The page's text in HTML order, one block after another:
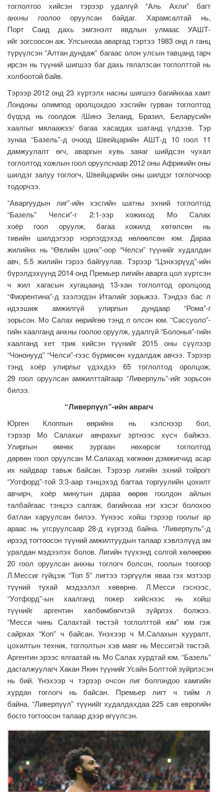
тоглолтоо хийсэн тэрээр удалгүй “Аль Ахли” багт
анхны гоолоо оруулсан байдаг. Харамсалтай нь,
Порт Саид дахь эмгэнэлт явдлын улмаас УАШТ-
ийг зогсоосон аж. Улсынхаа аваргад тэртээ 1983 онд л ганц
түрүүлсэн “Алтан дундаж” багаас олон улсын тавцанд гарч
ирсэн нь түүний шигшээ баг дахь гялалзсан тоглолттой нь
холбоотой байв.
Тэрээр 2012 онд 23 хүртэлх насны шигшээ багийнхаа хамт
Лондоны олимпод оролцохдоо хэсгийн гурван тоглолтод
бүгдэд нь гоолдож /Шинэ Зеланд, Бразил, Беларусийн
хаалгыг мялаажээ/ багаа хасагдах шатанд үлдээв. Тэр
зунаа “Базель”-д очоод Швейцарийн АШТ-д 10 гоол 11
дамжуулалт өгч, аваргын хувь заяаг шийдсэн чухал
тоглолтод хожлын гоол оруулснаар 2012 оны Африкийн оны
шилдэг залуу тоглогч, Швейцарийн оны шилдэг тоглогчоор
тодорчээ.
“Аваргуудын лиг”-ийн хэсгийн шатны эхний тоглолтод
“Базель” Челси”-г 2:1-ээр хожиход Мо Салах
хоёр гоол оруулж, багаа хожилд хөтөлсөн нь
тивийн шилдэгээр нэрлэгдэхэд нөлөөлсөн юм. Дараа
жилийнх нь “Өвлийн цонх”-оор “Челси” түүнийг худалдан
авч, 5.5 жилийн гэрээ байгуулав. Тэрээр “Цэнхэрүүд”-ийн
бүрэлдэхүүнд 2014 онд Премьер лигийн аварга цол хүртсэн
ч жил хагасын хугацаанд 13-хан тоглолтод оролцоод
“Фиорентина”-д зээлэгдэн Италийг зорьжээ. Тэндээ бас л
идээшиж амжилгүй улирлын дундаар “Рома”-г
зорьсон. Мо Салах өөрийгөө тэнд л олсон юм. “Сассуоло”-
гийн хаалганд анхны гоолоо оруулж, удалгүй “Болонья”-гийн
хаалганд хет трик хийсэн түүнийг 2015 оны сүүлээр
“Чононууд” “Челси”-гээс бүрмөсөн худалдаж авчээ. Тэрээр
тэнд хоёр улирлыг үдэхдээ 65 тоглолтод оролцож,
29 гоол оруулсан амжилттайгаар “Ливерпуль”-ийг зорьсон
билээ.
“Ливерпүүл”-ийн аврагч
Юрген Клоппын өөрийнх нь хэлснээр бол,
тэрээр Мо Салахыг авчрахыг эртнээс хүсч байжээ.
Улирлын өмнөх зургаан нөхөрсөг тоглолтод
дөрвөн гоол оруулсан М.Салахад хөгжөөн дэмжигчид асар
их найдвар тавьж байсан. Тэрээр лигийн эхний тойрогт
“Уотфорд”-той 3:3-аар тэнцэхэд багтаа торгуулийн цохилт
авчирч, хоёр минутын дараа өөрөө гоолдон айлын
талбайгаас тэнцээ салгаж, багийнхаа нэг хэсэг болохоо
батлан харуулсан билээ. Үүнээс хойш тэрээр гоолыг ар
араас нь угсруулсаар 28-д хүргээд байна. “Ливерпуль”-д
ирээд тогтоосон түүний амжилтуудын талаар хэвлэлүүд ам
уралдан мэдээлэх болов. Лигийн түүхэнд солгой хөлөөрөө
20 гоол оруулсан анхны тоглогч болсон, гоолын тоогоор
Л.Мессиг гүйцэж “Топ 5” лигтээ тэргүүлж яваа гэх мэтээр
түүний тухай мэдээлэл хөвөрнө. Л.Месси гэснээс,
“Уотфорд”-ын хаалганд покер хийснээс нь хойш
түүнийг аргентин хөлбөмбөгчтэй зүйрлэх болжээ.
“Месси чинь Салахтай төстэй тоглолттой юм” юм гэж
сайрхах “Коп” ч байсан. Үнэхээр ч М.Салахын хууралт,
цохилтын техник, тоглолтын хэв маяг нь Месситэй төстэй.
Аргентин эрээс ялгаатай нь Мо Салах хурдтай юм. “Базель”
дасгалжуулагч Хакан Якин түүнийг Усайн Болттой зүйрлэсэн
нь бий. Үнэхээр ч тэрээр очсон лиг болгондоо хамгийн
хурдан тоглогч нь байсан. Премьер лигт ч тийм л
байна. “Ливерпүүл” түүнийг худалдахдаа 225 сая еврогийн
босго тогтоосон талаар дээр өгүүлсэн.